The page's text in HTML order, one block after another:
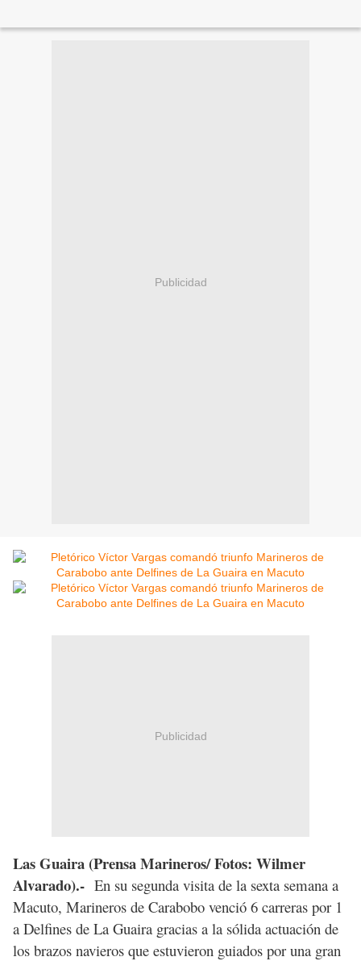
Publicidad
Publicidad
Las Guaira (Prensa Marineros/ Fotos: Wilmer
Alvarado).- En su segunda visita de la sexta semana a
Macuto, Marineros de Carabobo venció 6 carreras por 1
a Delfines de La Guaira gracias a la sólida actuación de
los brazos navieros que estuvieron guiados por una gran